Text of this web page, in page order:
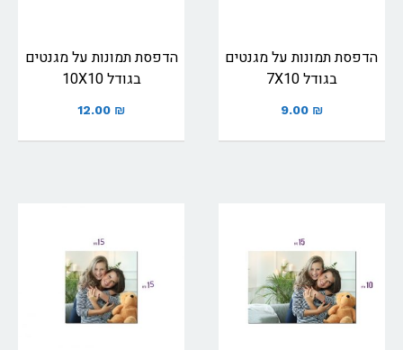
הדפסת תמונות על מגנטים
בגודל 7X10
9.00 ₪
הדפסת תמונות על מגנטים
בגודל 10X10
12.00 ₪